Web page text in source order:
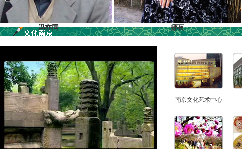
冯亦同 娜夜
南京文化艺术中心